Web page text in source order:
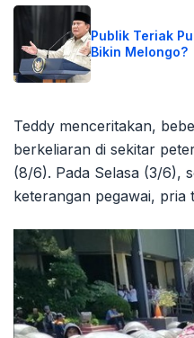
Publik Teriak
Bikin Melongo?
Teddy menceritakan,
berkeliaran di sekitar
(8/6). Pada Selasa (3/6),
keterangan pegawai, pria